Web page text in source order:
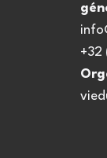
+32